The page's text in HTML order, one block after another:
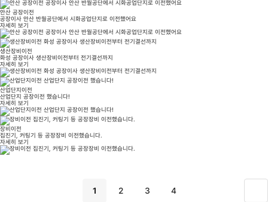
안산 공장이전
공장이사 안산 반월공단에서 시화공업단지로 이전했어요
자세히 보기
생산장비이전
화성 공장이사 생산장비이전부터 전기결선까지
자세히 보기
산업단지이전
산업단지 공장이전 했습니다!
자세히 보기
장비이전
집진기, 커팅기 등 공장장비 이전했습니다.
자세히 보기
1 2 3 4